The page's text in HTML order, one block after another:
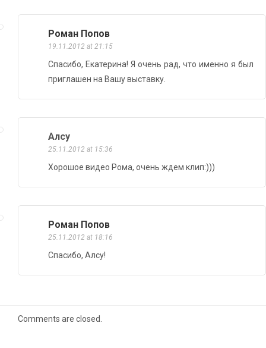
Роман Попов
19.11.2012 at 21:15
Спасибо, Екатерина! Я очень рад, что именно я был
приглашен на Вашу выставку.
Алсу
25.11.2012 at 15:36
Хорошое видео Рома, очень ждем клип:)))
Роман Попов
25.11.2012 at 18:16
Спасибо, Алсу!
Comments are closed.